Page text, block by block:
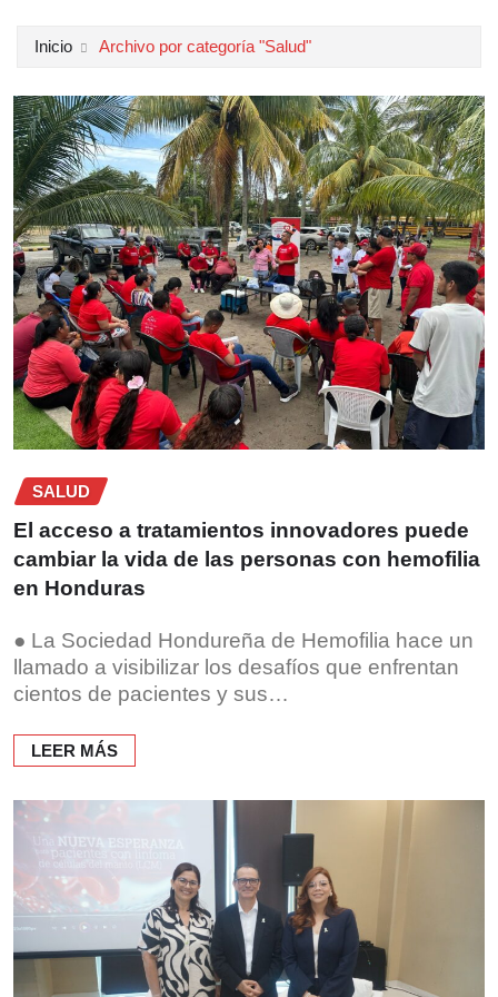
Inicio Archivo por categoría "Salud"
SALUD
El acceso a tratamientos innovadores puede
cambiar la vida de las personas con hemofilia
en Honduras
● La Sociedad Hondureña de Hemofilia hace un
llamado a visibilizar los desafíos que enfrentan
cientos de pacientes y sus…
LEER MÁS